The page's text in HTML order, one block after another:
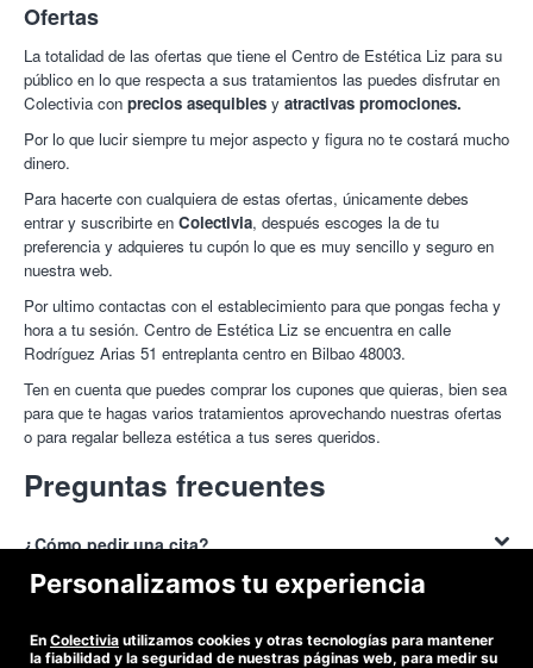
Ofertas
La totalidad de las ofertas que tiene el Centro de Estética Liz para su
público en lo que respecta a sus tratamientos las puedes disfrutar en
Colectivia con precios asequibles y atractivas promociones.
Por lo que lucir siempre tu mejor aspecto y figura no te costará mucho
dinero.
Para hacerte con cualquiera de estas ofertas, únicamente debes
entrar y suscribirte en Colectivia, después escoges la de tu
preferencia y adquieres tu cupón lo que es muy sencillo y seguro en
nuestra web.
Por ultimo contactas con el establecimiento para que pongas fecha y
hora a tu sesión. Centro de Estética Liz se encuentra en calle
Rodríguez Arias 51 entreplanta centro en Bilbao 48003.
Ten en cuenta que puedes comprar los cupones que quieras, bien sea
para que te hagas varios tratamientos aprovechando nuestras ofertas
o para regalar belleza estética a tus seres queridos.
Preguntas frecuentes
¿Cómo pedir una cita?
Para pedir una cita para el Centro de Estética Lizsolo debes llamar al
horario laboral que es de lunes a viernes desde las 10:30h a las
Liz?
Personalizamos tu experiencia
En Colectivia utilizamos cookies y otras tecnologías para mantener
la fiabilidad y la seguridad de nuestras páginas web, para medir su